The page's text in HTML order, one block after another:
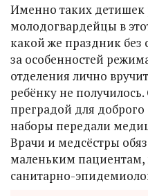
Именно таких детишек
молодогвардейцы в
какой же праздник без
за особенностей
отделения лично
ребёнку не
преградой для доброго
наборы передали
Врачи и медсёстры
маленьким пациентам,
санитарно-